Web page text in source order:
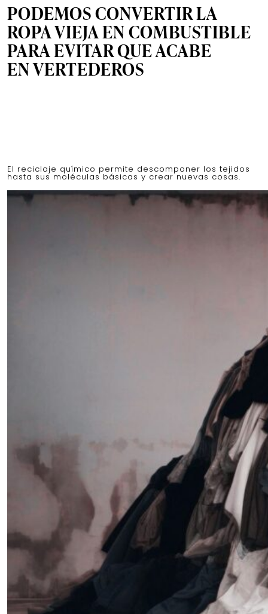
PODEMOS CONVERTIR LA
ROPA VIEJA EN COMBUSTIBLE
PARA EVITAR QUE ACABE
EN VERTEDEROS
El reciclaje químico permite descomponer los tejidos
hasta sus moléculas básicas y crear nuevas cosas.